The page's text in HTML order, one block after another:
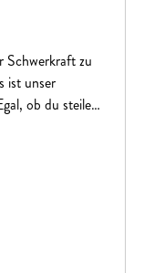
Schwerkraft zu
ist unser
ob du steile
Gedanken
ohne